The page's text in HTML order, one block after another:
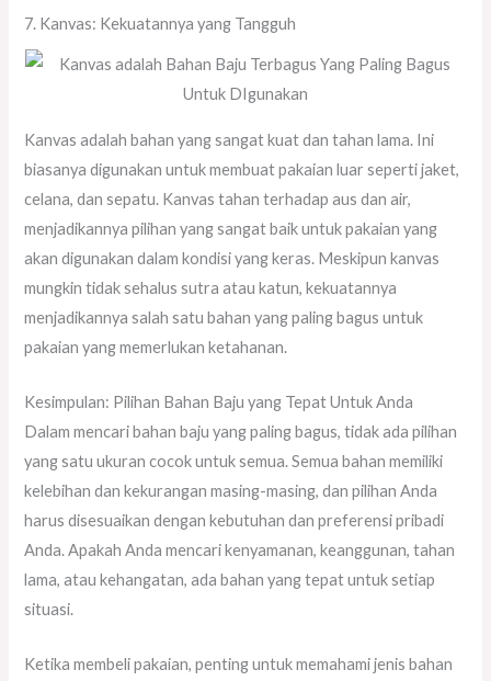
7. Kanvas: Kekuatannya yang Tangguh
Kanvas adalah bahan yang sangat kuat dan tahan lama. Ini
biasanya digunakan untuk membuat pakaian luar seperti jaket,
celana, dan sepatu. Kanvas tahan terhadap aus dan air,
menjadikannya pilihan yang sangat baik untuk pakaian yang
akan digunakan dalam kondisi yang keras. Meskipun kanvas
mungkin tidak sehalus sutra atau katun, kekuatannya
menjadikannya salah satu bahan yang paling bagus untuk
pakaian yang memerlukan ketahanan.
Kesimpulan: Pilihan Bahan Baju yang Tepat Untuk Anda
Dalam mencari bahan baju yang paling bagus, tidak ada pilihan
yang satu ukuran cocok untuk semua. Semua bahan memiliki
kelebihan dan kekurangan masing-masing, dan pilihan Anda
harus disesuaikan dengan kebutuhan dan preferensi pribadi
Anda. Apakah Anda mencari kenyamanan, keanggunan, tahan
lama, atau kehangatan, ada bahan yang tepat untuk setiap
situasi.
Ketika membeli pakaian, penting untuk memahami jenis bahan